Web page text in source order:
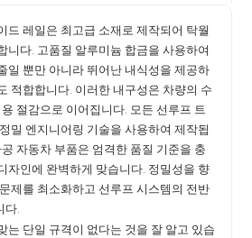
드 레일은 최고급 소재로 제작되어 탁월
니다. 고품질 알루미늄 합금을 사용하여
일 뿐만 아니라 뛰어난 내식성을 제공하
적합합니다. 이러한 내구성은 차량의 수
절감으로 이어집니다. 모든 선루프 트
밀 엔지니어링 기술을 사용하여 제작됩
자동차 부품은 엄격한 품질 기준을 충
자인에 완벽하게 맞습니다. 정밀성을 향
제를 최소화하고 선루프 시스템의 전반
다.
는 단일 규격이 없다는 것을 잘 알고 있습